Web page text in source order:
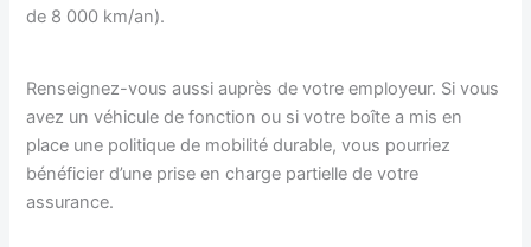
de 8 000 km/an).
Renseignez-vous aussi auprès de votre employeur. Si vous
avez un véhicule de fonction ou si votre boîte a mis en
place une politique de mobilité durable, vous pourriez
bénéficier d’une prise en charge partielle de votre
assurance.